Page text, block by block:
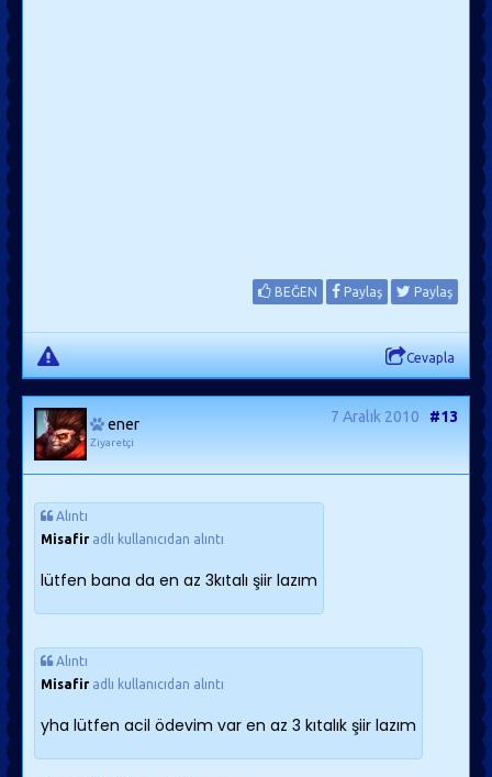
BEĞEN Paylaş Paylaş
Cevapla
ener
Ziyaretçi
7 Aralık 2010 #13
Alıntı
Misafir adlı kullanıcıdan alıntı
lütfen bana da en az 3kıtalı şiir lazım
Alıntı
Misafir adlı kullanıcıdan alıntı
yha lütfen acil ödevim var en az 3 kıtalık şiir lazım